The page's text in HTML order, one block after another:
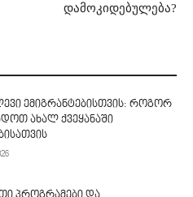
დამოკიდებულება?
ემიგრანტებისთვის: როგორ
ახალ ქვეყანაში